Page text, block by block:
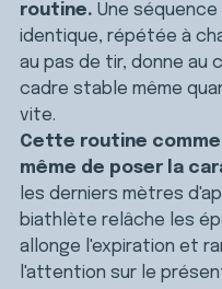
routine. Une
identique, répétée à
au pas de tir, donne au
cadre stable même
vite.
Cette routine
même de poser la
les derniers mètres
biathlète relâche les
allonge l'expiration et
l'attention sur le